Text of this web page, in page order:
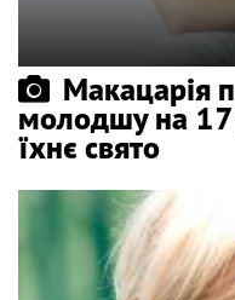
Макацарія
молодшу на 17
їхнє свято